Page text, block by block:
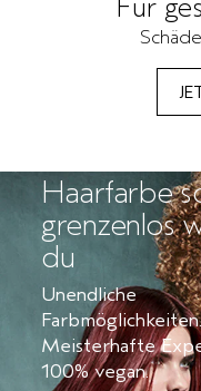
Für
Haarfarbe
grenzenlos
du
Unendliche
Meisterhafte
100% vegan.